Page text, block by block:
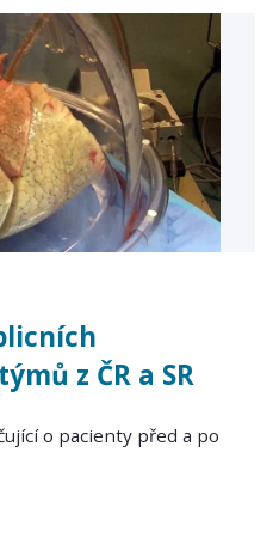
z ČR a SR
o pacienty před a po